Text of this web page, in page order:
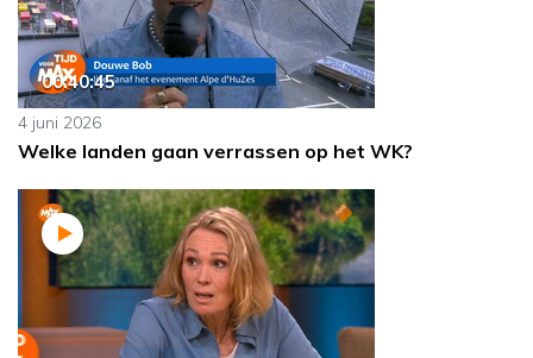
00:40:45
4 juni 2026
Welke landen gaan verrassen op het WK?